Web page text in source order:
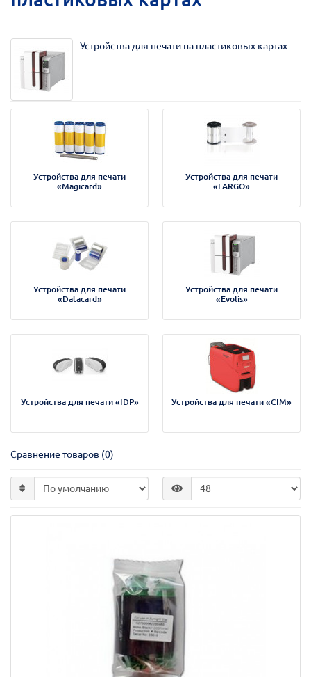
Устройства для печати на пластиковых картах
Устройства для печати
«Magicard»
Устройства для печати
«FARGO»
Устройства для печати
«Datacard»
Устройства для печати
«Evolis»
Устройства для печати «IDP» Устройства для печати «CIM»
Сравнение товаров (0)